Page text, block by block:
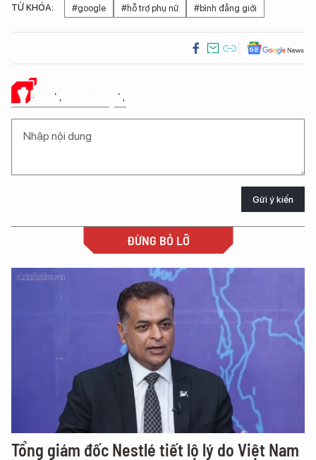
TỪ KHÓA: #google #hỗ trợ phụ nữ #bình đẳng giới
Ý KIẾN CỦA BẠN
Gửi ý kiến
ĐỪNG BỎ LỠ
Tổng giám đốc Nestlé tiết lộ lý do Việt Nam